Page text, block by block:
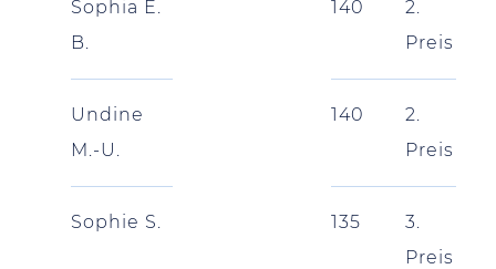
Sophia E.
B.
140
2.
Preis
Undine
M.-U.
140
2.
Preis
Sophie S. 135
3.
Preis